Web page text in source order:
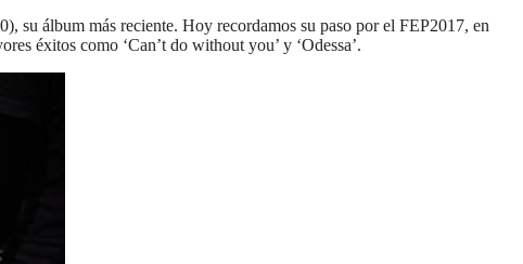
su álbum más reciente. Hoy recordamos su paso por el FEP2017, en
éxitos como ‘Can’t do without you’ y ‘Odessa’.